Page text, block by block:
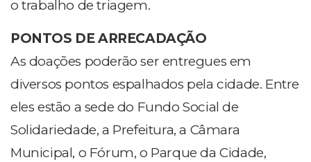
o trabalho de triagem.
PONTOS DE ARRECADAÇÃO
As doações poderão ser entregues em
diversos pontos espalhados pela cidade. Entre
eles estão a sede do Fundo Social de
Solidariedade, a Prefeitura, a Câmara
Municipal, o Fórum, o Parque da Cidade,